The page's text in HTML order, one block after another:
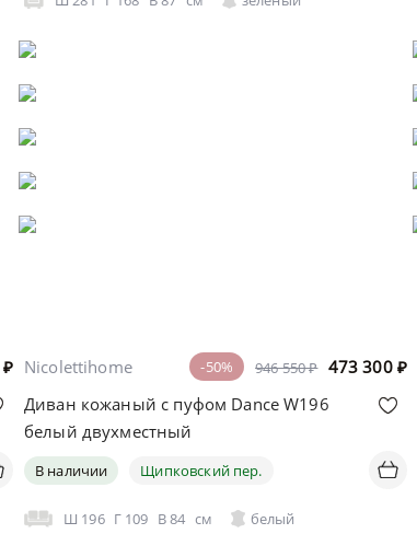
₽ 946 550 ₽ 473 300 ₽
-50%
Nicolettihome
Диван кожаный с пуфом Dance W196
белый двухместный
В наличии Щипковский пер.
Ш 196 Г 109 В84 см белый